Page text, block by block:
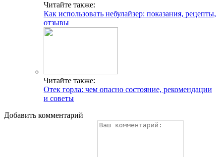
Читайте также:
Как использовать небулайзер: показания, рецепты,
отзывы
Читайте также:
Отек горла: чем опасно состояние, рекомендации
и советы
Добавить комментарий